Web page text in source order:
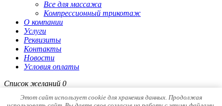
Все для массажа
Компрессионный трикотаж
О компании
Услуги
Реквизиты
Контакты
Новости
Условия оплаты
Список желаний 0
Этот сайт использует cookie для хранения данных. Продолжая